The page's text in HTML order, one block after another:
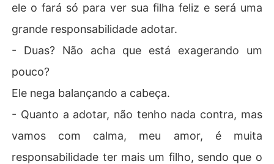
ele o fará só para ver sua filha feliz e será uma
grande responsabilidade adotar.
- Duas? Não acha que está exagerando um
pouco?
Ele nega balançando a cabeça.
- Quanto a adotar, não tenho nada contra, mas
vamos com calma, meu amor, é muita
responsabilidade ter mais um filho, sendo que o